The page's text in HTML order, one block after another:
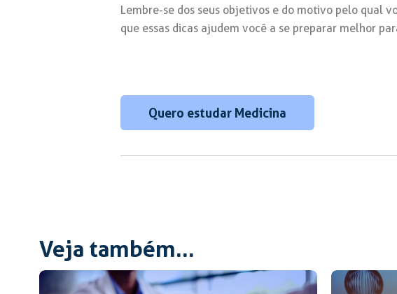
Lembre-se dos seus objetivos e do motivo pelo qual
que essas dicas ajudem você a se preparar melhor
Quero estudar Medicina
Veja também...